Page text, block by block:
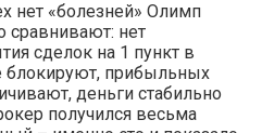
нет «болезней» Олимп
сравнивают: нет
сделок на 1 пункт в
блокируют, прибыльных
деньги стабильно
получился весьма